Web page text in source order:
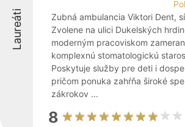
Laureáti
Zubná ambulancia Viktori Dent,
Zvolene na ulici Dukelských
moderným pracoviskom
komplexnú stomatologickú
Poskytuje služby pre deti i
pričom ponuka zahŕňa široké
zákrokov ...
8